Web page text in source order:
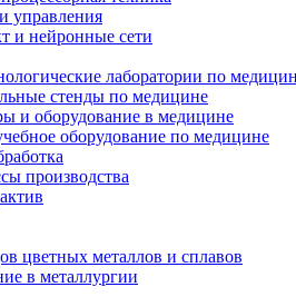
управления
и нейронные сети
лаборатории по
стенды по медицине
и оборудование в медицине
оборудование по медицине
производства
цветных металлов и сплавов
в металлургии